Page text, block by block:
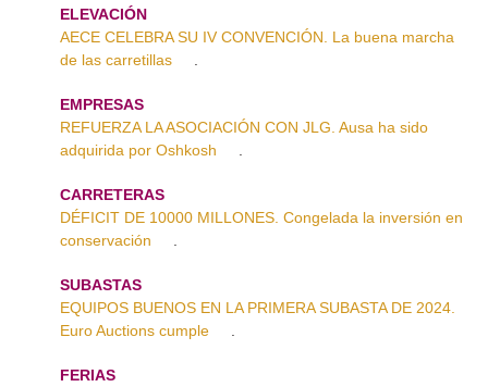
ELEVACIÓN
AECE CELEBRA SU IV CONVENCIÓN. La buena marcha
de las carretillas
EMPRESAS
REFUERZA LA ASOCIACIÓN CON JLG. Ausa ha sido
adquirida por Oshkosh
CARRETERAS
DÉFICIT DE 10000 MILLONES. Congelada la inversión en
conservación
SUBASTAS
EQUIPOS BUENOS EN LA PRIMERA SUBASTA DE 2024.
Euro Auctions cumple
FERIAS